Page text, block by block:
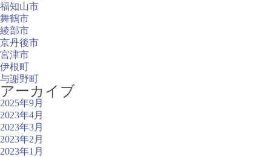
福知山市
舞鶴市
綾部市
京丹後市
宮津市
伊根町
与謝野町
アーカイブ
2025年9月
2023年4月
2023年3月
2023年2月
2023年1月